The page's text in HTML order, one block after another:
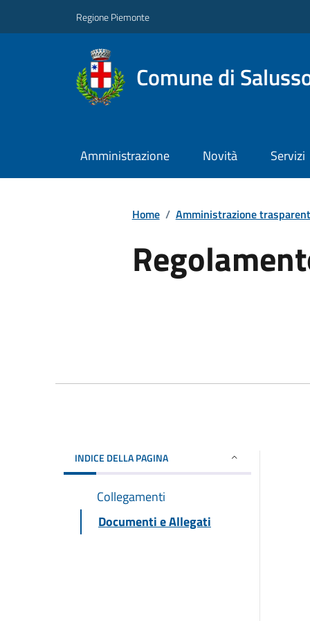
Regione Piemonte
Comune di
Amministrazione Novità Servizi
Home / Amministrazione
INDICE DELLA PAGINA
Collegamenti
Documenti e Allegati